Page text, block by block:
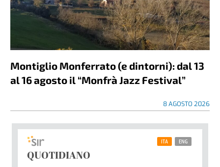
Montiglio Monferrato (e dintorni): dal 13
al 16 agosto il “Monfrà Jazz Festival”
8 AGOSTO 2026